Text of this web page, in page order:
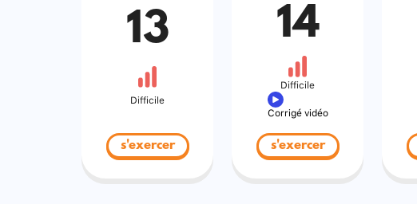
13
Difficile
s'exercer
14
Difficile
Corrigé vidéo
s'exercer